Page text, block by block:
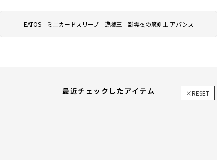
EATOS ミニカードスリーブ 遊戯王 影霊衣の魔剣士 アバンス
最近チェックしたアイテム ×RESET